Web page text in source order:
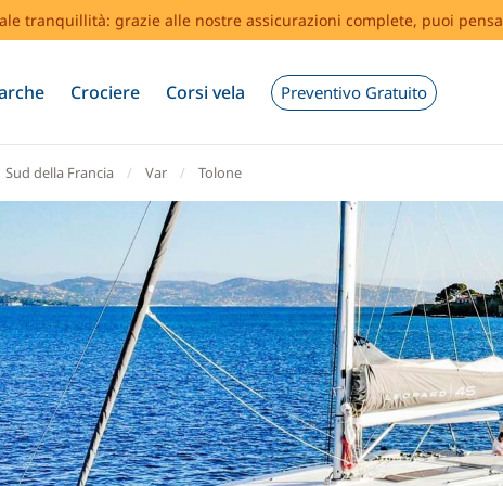
tranquillità: grazie alle nostre assicurazioni complete, puoi
Crociere Corsi vela Preventivo Gratuito
Sud della Francia Var Tolone